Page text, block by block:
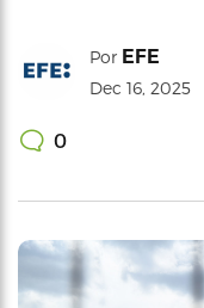
Por EFE
Dec 16, 2025
0